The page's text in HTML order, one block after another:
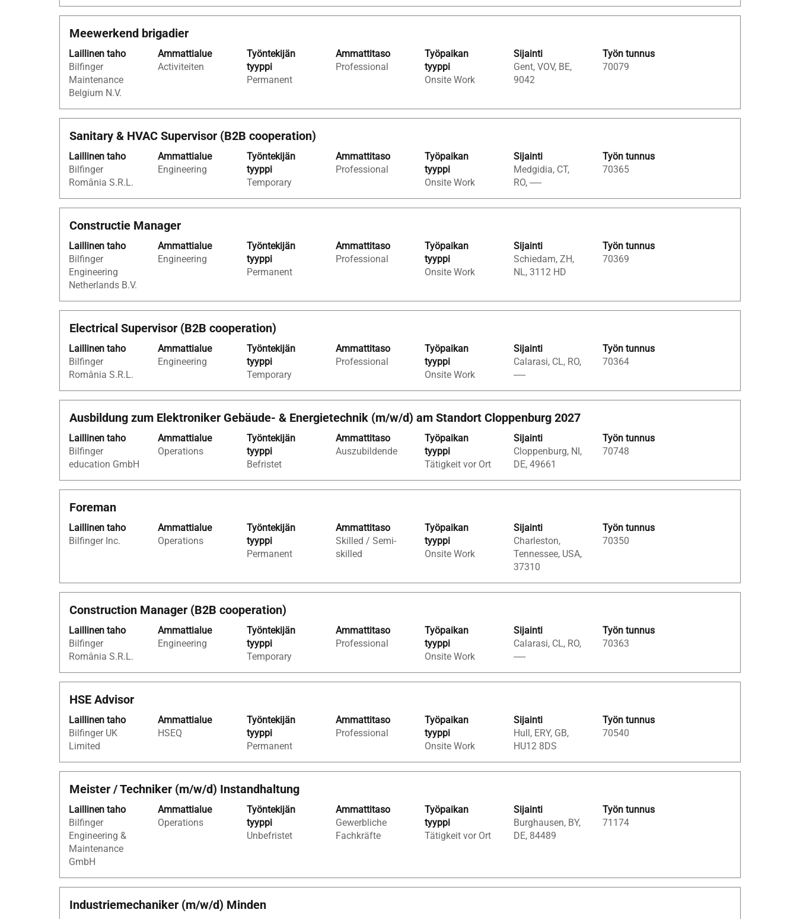
Navigoi
sarkainnäppäimellä.
Valitsemalla
työpaikan
kaikki
tiedot.
Ammattinimike
Meewerkend brigadier
Laillinen taho
Bilfinger
Maintenance
Belgium N.V.
Ammattialue
Activiteiten
Työntekijän
tyyppi
Permanent
Ammattitaso
Professional
Työpaikan
tyyppi
Onsite Work
Sijainti
Gent, VOV, BE,
9042
Työn tunnus
70079
Valitse
välilyöntinäppäimellä,
jos
haluat
nähdä
työpaikan
kaikki
tiedot.
Ammattinimike
Sanitary & HVAC Supervisor (B2B cooperation)
Laillinen taho
Bilfinger
România S.R.L.
Ammattialue
Engineering
Työntekijän
tyyppi
Temporary
Ammattitaso
Professional
Työpaikan
tyyppi
Onsite Work
Sijainti
Medgidia, CT,
RO, -----
Työn tunnus
70365
Valitse
välilyöntinäppäimellä,
jos
haluat
nähdä
työpaikan
kaikki
tiedot.
Ammattinimike
Constructie Manager
Laillinen taho
Bilfinger
Engineering
Netherlands B.V.
Ammattialue
Engineering
Työntekijän
tyyppi
Permanent
Ammattitaso
Professional
Työpaikan
tyyppi
Onsite Work
Sijainti
Schiedam, ZH,
NL, 3112 HD
Työn tunnus
70369
Valitse
jos
haluat
nähdä
työpaikan
kaikki
tiedot.
Ammattinimike
Electrical Supervisor (B2B cooperation)
Laillinen taho
Bilfinger
România S.R.L.
Ammattialue
Engineering
Työntekijän
tyyppi
Temporary
Ammattitaso
Professional
Työpaikan
tyyppi
Onsite Work
Sijainti
Calarasi, CL, RO,
-----
Työn tunnus
70364
Valitse
välilyöntinäppäimellä,
jos
haluat
nähdä
työpaikan
kaikki
tiedot.
Ammattinimike
Ausbildung zum Elektroniker Gebäude- & Energietechnik (m/w/d) am Standort Cloppenburg 2027
Laillinen taho
Bilfinger
education GmbH
Ammattialue
Operations
Työntekijän
tyyppi
Befristet
Ammattitaso
Auszubildende
Työpaikan
tyyppi
Tätigkeit vor Ort
Sijainti
Cloppenburg, NI,
DE, 49661
Työn tunnus
70748
Valitse
välilyöntinäppäimellä,
jos
haluat
nähdä
työpaikan
kaikki
tiedot.
Ammattinimike
Foreman
Laillinen taho
Bilfinger Inc.
Ammattialue
Operations
Työntekijän
tyyppi
Permanent
Ammattitaso
Skilled / Semi-
skilled
Työpaikan
tyyppi
Onsite Work
Sijainti
Charleston,
Tennessee, USA,
37310
Työn tunnus
70350
Valitse
jos
haluat
kaikki
tiedot.
Ammattinimike
Construction Manager (B2B cooperation)
Laillinen taho
Bilfinger
România S.R.L.
Ammattialue
Engineering
Työntekijän
tyyppi
Temporary
Ammattitaso
Professional
Työpaikan
tyyppi
Onsite Work
Sijainti
Calarasi, CL, RO,
-----
Työn tunnus
70363
Valitse
jos
haluat
nähdä
työpaikan
kaikki
tiedot.
Ammattinimike
HSE Advisor
Laillinen taho
Bilfinger UK
Limited
Ammattialue
HSEQ
Työntekijän
tyyppi
Permanent
Ammattitaso
Professional
Työpaikan
tyyppi
Onsite Work
Sijainti
Hull, ERY, GB,
HU12 8DS
Työn tunnus
70540
Valitse
jos
haluat
nähdä
työpaikan
kaikki
tiedot.
Ammattinimike
Meister / Techniker (m/w/d) Instandhaltung
Laillinen taho
Bilfinger
Engineering &
Maintenance
GmbH
Ammattialue
Operations
Työntekijän
tyyppi
Unbefristet
Ammattitaso
Gewerbliche
Fachkräfte
Työpaikan
tyyppi
Tätigkeit vor Ort
Sijainti
Burghausen, BY,
DE, 84489
Työn tunnus
71174
Valitse
jos
haluat
nähdä
työpaikan
kaikki
tiedot.
Ammattinimike
Industriemechaniker (m/w/d) Minden
Valitse